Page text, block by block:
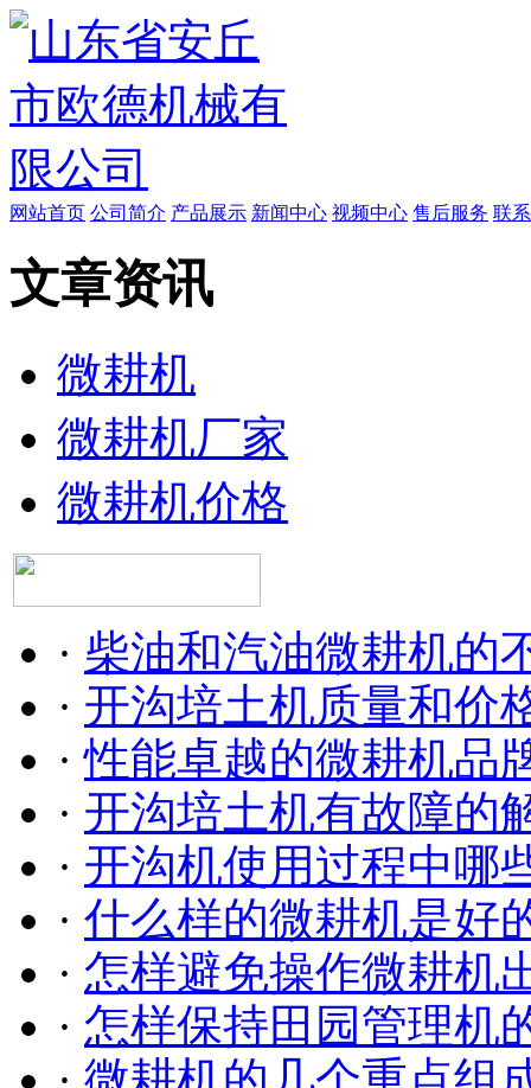
网站首页 公司简介 产品展示 新闻中心 视频中心 售后服务 联
文章资讯
微耕机
微耕机厂家
微耕机价格
· 柴油和汽油微耕机的
· 开沟培土机质量和价
·性能卓越的微耕机品
· 开沟培土机有故障的
· 开沟机使用过程中哪
· 什么样的微耕机是好
· 怎样避免操作微耕机
· 怎样保持田园管理机